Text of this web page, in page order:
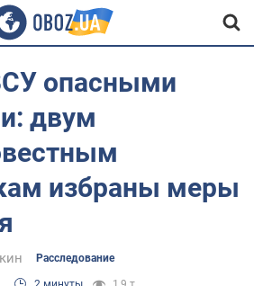
опасными
двум
избраны меры
Расследование